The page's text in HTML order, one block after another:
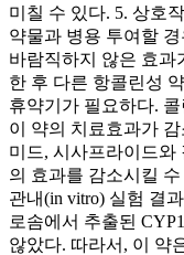
미칠 수 있다. 5. 상호
약물과 병용 투여할
바람직하지 않은 효과
한 후 다른 항콜린성
휴약기가 필요하다.
이 약의 치료효과가
미드, 시사프라이드와
의 효과를 감소시킬
관내(in vitro) 실험 결
로솜에서 추출된
않았다. 따라서, 이 약